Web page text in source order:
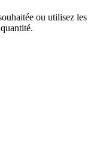
ou utilisez les